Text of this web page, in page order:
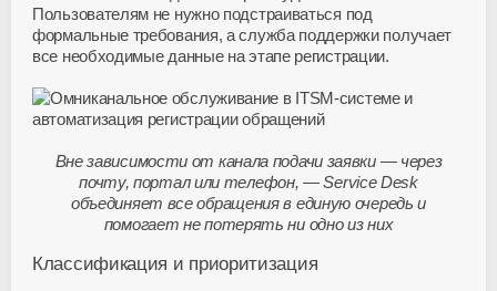
Пользователям не нужно подстраиваться под
формальные требования, а служба поддержки получает
все необходимые данные на этапе регистрации.
Вне зависимости от канала подачи заявки — через
почту, портал или телефон, — Service Desk
объединяет все обращения в единую очередь и
помогает не потерять ни одно из них
Классификация и приоритизация